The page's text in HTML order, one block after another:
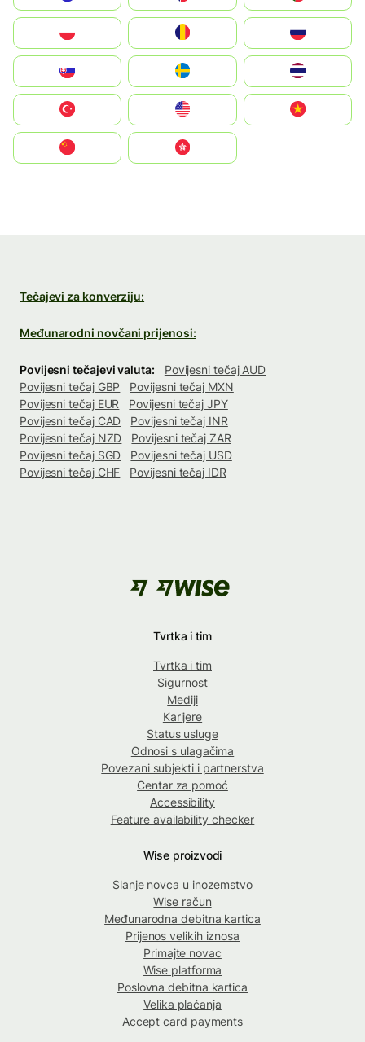
United States
中國香港特別行政區
Tečajevi za konverziju:
Međunarodni novčani prijenosi:
Povijesni tečajevi valuta:
Povijesni tečaj AUD
Povijesni tečaj GBP
Povijesni tečaj MXN
Povijesni tečaj EUR
Povijesni tečaj JPY
Povijesni tečaj CAD
Povijesni tečaj INR
Povijesni tečaj NZD
Povijesni tečaj ZAR
Povijesni tečaj SGD
Povijesni tečaj USD
Povijesni tečaj CHF
Povijesni tečaj IDR
Tvrtka i tim
Tvrtka i tim
Sigurnost
Mediji
Karijere
Status usluge
Odnosi s ulagačima
Povezani subjekti i partnerstva
Centar za pomoć
Accessibility
Feature availability checker
Wise proizvodi
Slanje novca u inozemstvo
Wise račun
Međunarodna debitna kartica
Prijenos velikih iznosa
Primajte novac
Wise platforma
Poslovna debitna kartica
Velika plaćanja
Accept card payments